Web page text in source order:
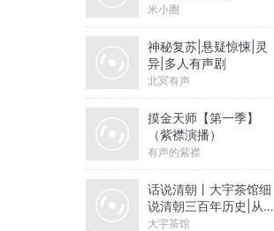
米小圈
神秘复苏|悬疑惊悚|灵
异|多人有声剧
北冥有声
摸金天师【第一季】
（紫襟演播）
有声的紫襟
话说清朝丨大宇茶馆细
说清朝三百年历史|从努
尔哈赤到末代皇帝溥仪|
大宇茶馆